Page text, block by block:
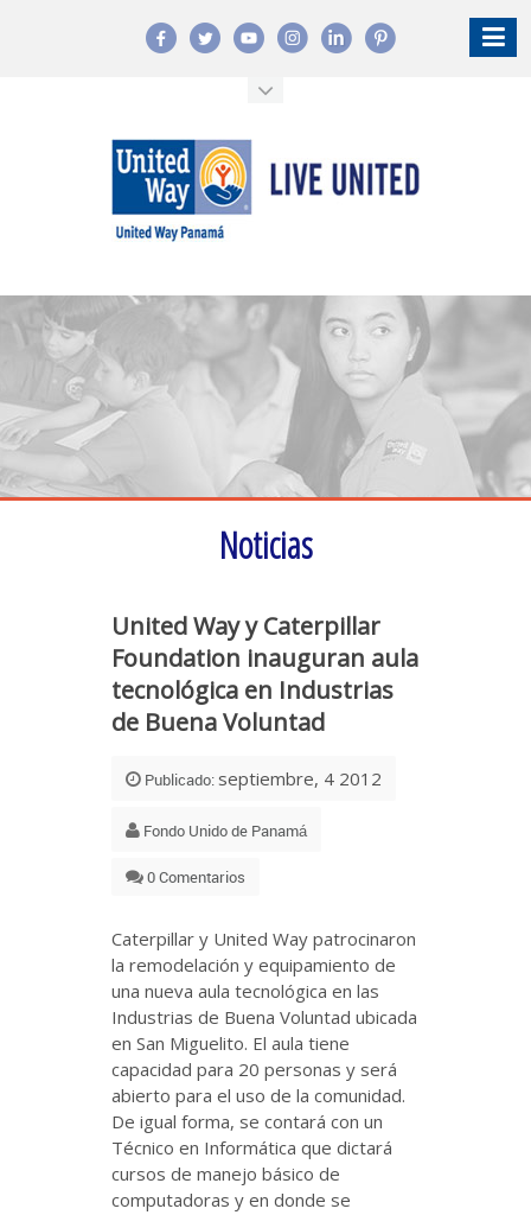
Noticias
United Way y Caterpillar
Foundation inauguran aula
tecnológica en Industrias
de Buena Voluntad
Publicado: septiembre, 4 2012
Fondo Unido de Panamá
0 Comentarios
Caterpillar y United Way patrocinaron
la remodelación y equipamiento de
una nueva aula tecnológica en las
Industrias de Buena Voluntad ubicada
en San Miguelito. El aula tiene
capacidad para 20 personas y será
abierto para el uso de la comunidad.
De igual forma, se contará con un
Técnico en Informática que dictará
cursos de manejo básico de
computadoras y en donde se